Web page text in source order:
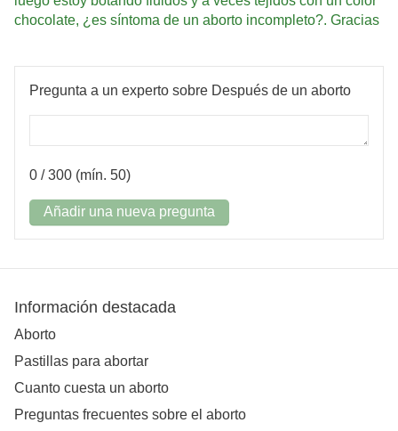
chocolate, ¿es síntoma de un aborto incompleto?. Gracias
Pregunta a un experto sobre Después de un aborto
0 / 300 (mín. 50)
Añadir una nueva pregunta
Información destacada
Aborto
Pastillas para abortar
Cuanto cuesta un aborto
Preguntas frecuentes sobre el aborto